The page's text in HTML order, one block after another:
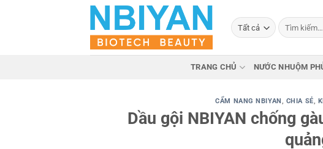
Tìm
kiếm:
TRANG CHỦ NƯỚC NHUỘM
CẨM NANG NBIYAN, CHIA SẺ,
Dầu gội NBIYAN chống